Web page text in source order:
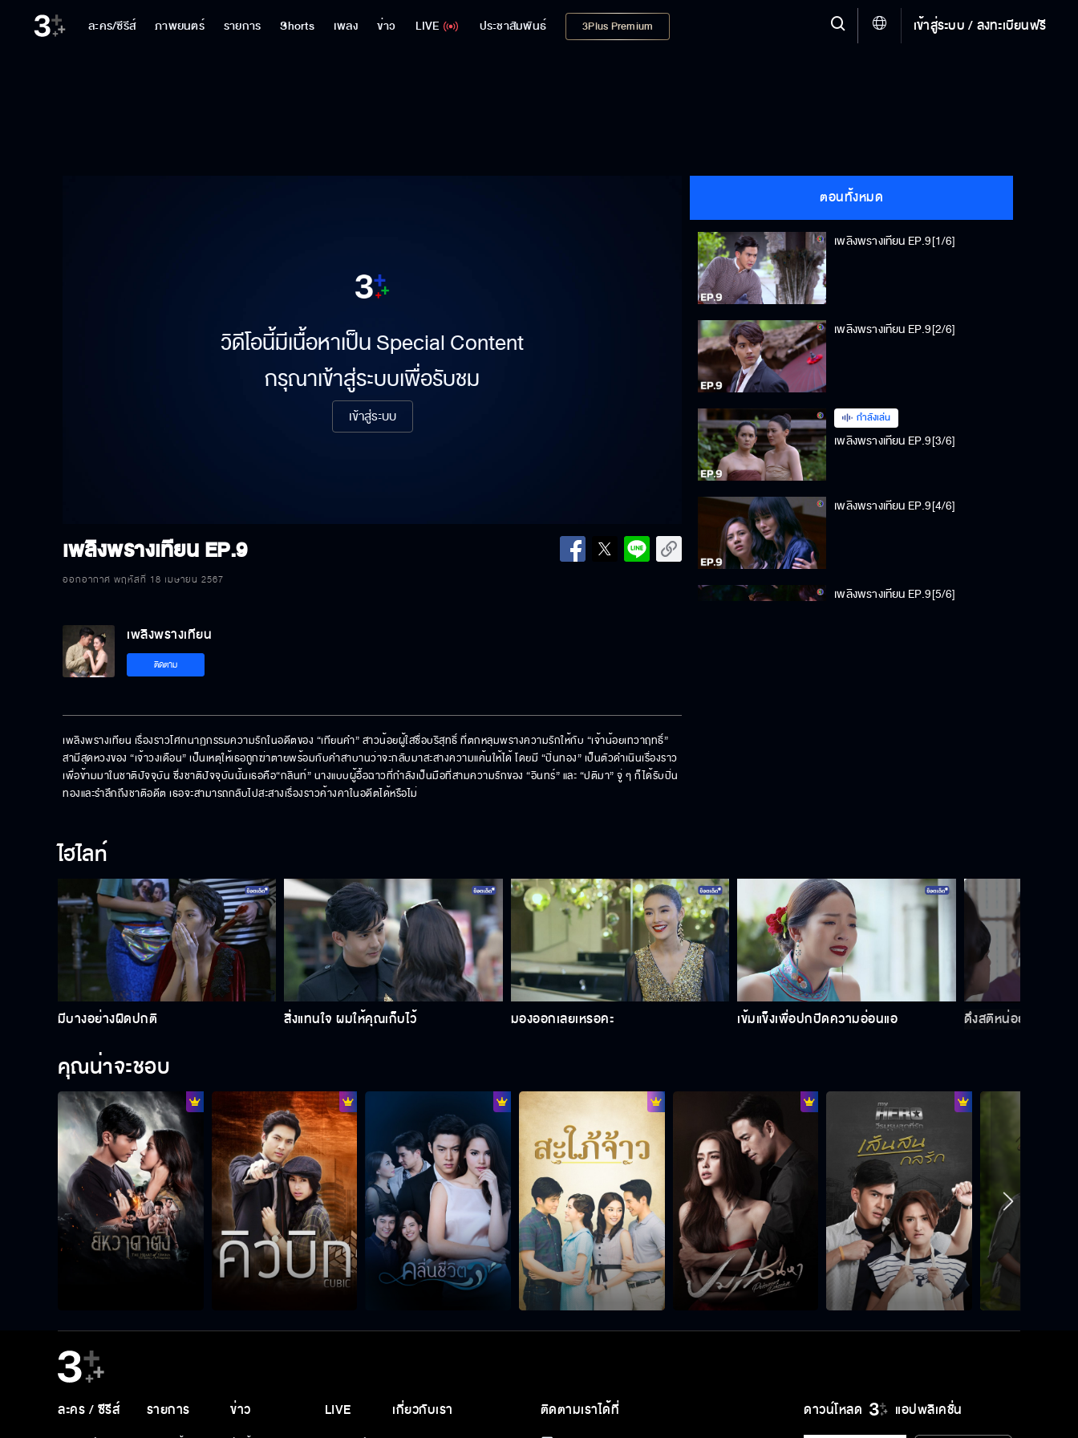
ละคร/ซีรีส์ ภาพยนตร์ รายการ Shorts เพลง ข่าว LIVE ประชาสัมพันธ์ 3Plus Premium เข้าสู่ระบบ / ลงทะเบียนฟรี
วิดีโอนี้มีเนื้อหาเป็น Special Content
กรุณาเข้าสู่ระบบเพื่อรับชม
เข้าสู่ระบบ
เพลิงพรางเทียนEP.9
ออกอากาศ พฤหัสที่ 18 เมษายน 2567
ตอนทั้งหมด
เพลิงพรางเทียน EP.9[1/6]
เพลิงพรางเทียน EP.9[2/6]
กำลังเล่น
เพลิงพรางเทียน EP.9[3/6]
เพลิงพรางเทียน EP.9[4/6]
เพลิงพรางเทียน EP.9[5/6]
เพลิงพรางเทียน
ติดตาม
เพลิงพรางเทียน เรื่องราวโศกนาฏกรรมความรักในอดีตของ “เทียนคำ” สาวน้อยผู้ใสซื่อบริสุทธิ์ ที่ตกหลุมพรางความรักให้กับ “เจ้าน้อยเทวาฤทธิ์”
สามีสุดหวงของ “เจ้าวงเดือน” เป็นเหตุให้เธอถูกฆ่าตายพร้อมกับคำสาบานว่าจะกลับมาสะสางความแค้นให้ได้ โดยมี “ปิ่นทอง” เป็นตัวดำเนินเรื่องราว
เพื่อข้ามมาในชาติปัจจุบัน ซึ่งชาติปัจจุบันนั้นเธอคือ“กลินท์” นางแบบผู้อื้อฉาวที่กำลังเป็นมือที่สามความรักของ “อินทร์” และ “ปติมา” จู่ ๆ ก็ได้รับปิ่น
ทองและรำลึกถึงชาติอดีต เธอจะสามารถกลับไปสะสางเรื่องราวค้างคาในอดีตได้หรือไม่
ไฮไลท์
มีบางอย่างผิดปกติ สิ่งแทนใจ ผมให้คุณเก็บไว้ มองออกเลยเหรอคะ เข้มแข็งเพื่อปกปิดความอ่อนแอ ดึงสติหน่อยนะ
คุณน่าจะชอบ
ดาวน์โหลด แอปพลิเคชั่น
ละคร / ซีรีส์ รายการ ข่าว LIVE เกี่ยวกับเรา ติดตามเราได้ที่